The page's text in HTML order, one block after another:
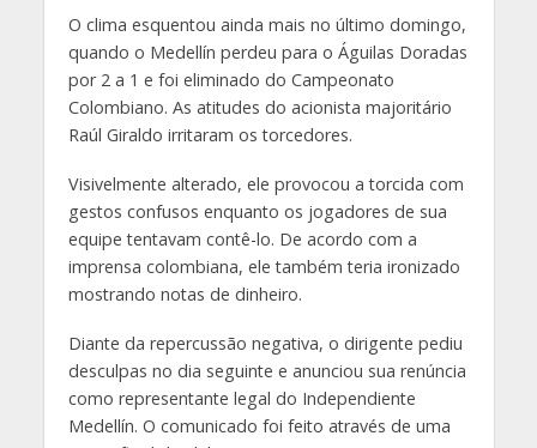
O clima esquentou ainda mais no último domingo,
quando o Medellín perdeu para o Águilas Doradas
por 2 a 1 e foi eliminado do Campeonato
Colombiano. As atitudes do acionista majoritário
Raúl Giraldo irritaram os torcedores.
Visivelmente alterado, ele provocou a torcida com
gestos confusos enquanto os jogadores de sua
equipe tentavam contê-lo. De acordo com a
imprensa colombiana, ele também teria ironizado
mostrando notas de dinheiro.
Diante da repercussão negativa, o dirigente pediu
desculpas no dia seguinte e anunciou sua renúncia
como representante legal do Independiente
Medellín. O comunicado foi feito através de uma